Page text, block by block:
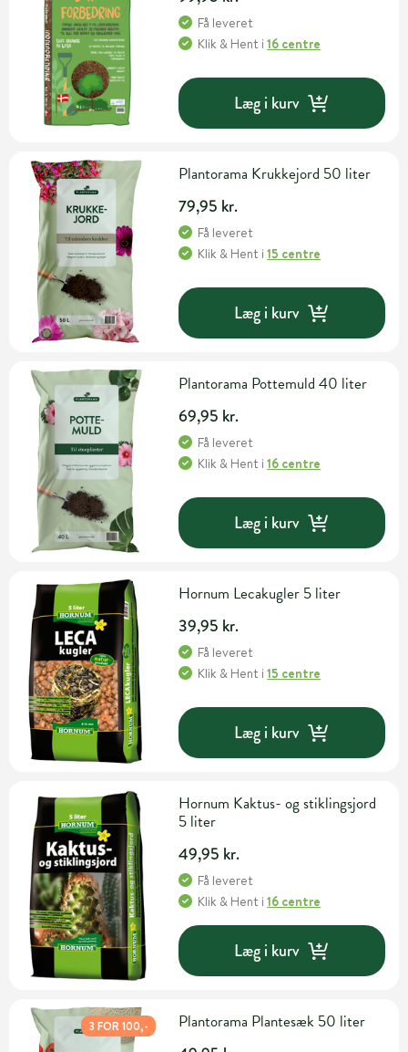
Få leveret
Klik & Hent i16 centre
Læg i kurv
Plantorama Krukkejord 50 liter
79,95 kr.
Få leveret
Klik & Hent i15 centre
Læg i kurv
Plantorama Pottemuld 40 liter
69,95 kr.
Få leveret
Klik & Hent i16 centre
Læg i kurv
Hornum Lecakugler 5 liter
39,95 kr.
Få leveret
Klik & Hent i15 centre
Læg i kurv
Hornum Kaktus- og stiklingsjord
5 liter
49,95 kr.
Få leveret
Klik & Hent i16 centre
Læg i kurv
3 FOR 100,- Plantorama Plantesæk 50 liter